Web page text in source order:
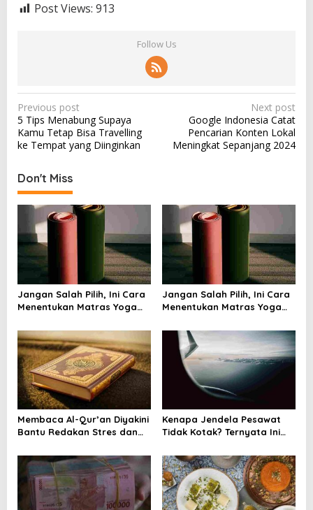
Post Views: 913
Follow Us
P
o
s
n
a
i
g
a
t
o
n
Previous post
5 Tips Menabung Supaya
Kamu Tetap Bisa Travelling
ke Tempat yang Diinginkan
Next post
Google Indonesia Catat
Pencarian Konten Lokal
Meningkat Sepanjang 2024
Don't Miss
Jangan Salah Pilih, Ini Cara
Menentukan Matras Yoga
Jangan Salah Pilih, Ini Cara
Menentukan Matras Yoga
Membaca Al-Qur’an Diyakini
Bantu Redakan Stres dan
Kenapa Jendela Pesawat
Tidak Kotak? Ternyata Ini